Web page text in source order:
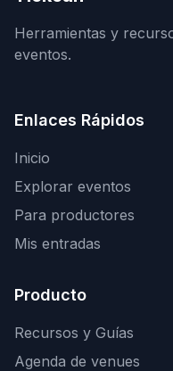
Herramientas y
eventos.
Enlaces Rápidos
Inicio
Explorar eventos
Para productores
Mis entradas
Producto
Recursos y Guías
Agenda de venues